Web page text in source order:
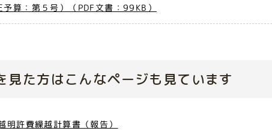
算：第５号）（PDF文書：99KB）
見た方はこんなページも見ています
許費繰越計算書（報告）